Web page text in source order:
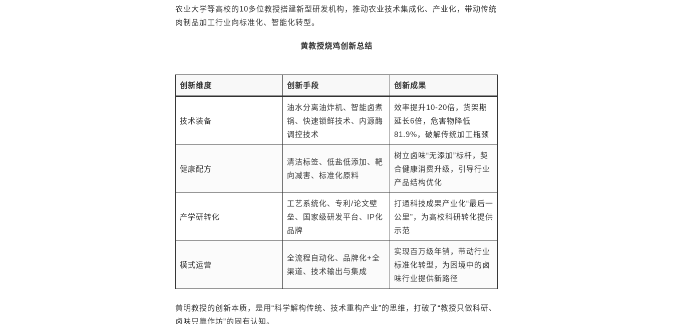
农业大学等高校的10多位教授搭建新型研发机构，推动农业技术集成化、产业化，带动传统
肉制品加工行业向标准化、智能化转型。
黄教授烧鸡创新总结
创新维度 创新手段 创新成果
技术装备
油水分离油炸机、智能卤煮
锅、快速锁鲜技术、内源酶
调控技术
效率提升10-20倍，货架期
延长6倍，危害物降低
81.9%，破解传统加工瓶颈
健康配方
清洁标签、低盐低添加、靶
向减害、标准化原料
树立卤味“无添加”标杆，契
合健康消费升级，引导行业
产品结构优化
产学研转化
工艺系统化、专利/论文壁
垒、国家级研发平台、IP化
品牌
打通科技成果产业化“最后一
公里”，为高校科研转化提供
示范
模式运营
全流程自动化、品牌化+全
渠道、技术输出与集成
实现百万级年销，带动行业
标准化转型，为困境中的卤
味行业提供新路径
黄明教授的创新本质，是用“科学解构传统、技术重构产业”的思维，打破了“教授只做科研、
卤味只靠作坊”的固有认知。